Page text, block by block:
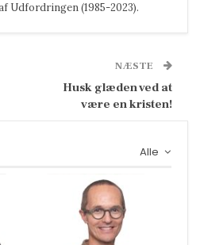
Udfordringen (1985-2023).
NÆSTE
Husk glæden ved at
være en kristen!
Alle